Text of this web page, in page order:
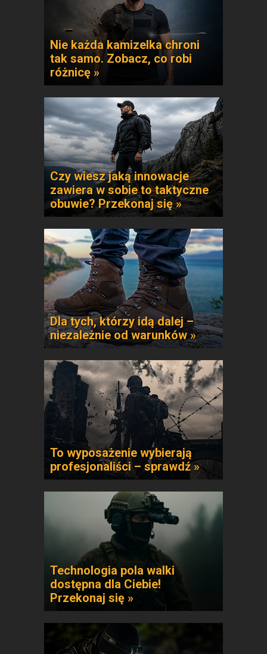
Nie każda kamizelka chroni
tak samo. Zobacz, co robi
różnicę »
Czy wiesz jaką innowacje
zawiera w sobie to taktyczne
obuwie? Przekonaj się »
Dla tych, którzy idą dalej –
niezależnie od warunków »
To wyposażenie wybierają
profesjonaliści – sprawdź »
Technologia pola walki
dostępna dla Ciebie!
Przekonaj się »